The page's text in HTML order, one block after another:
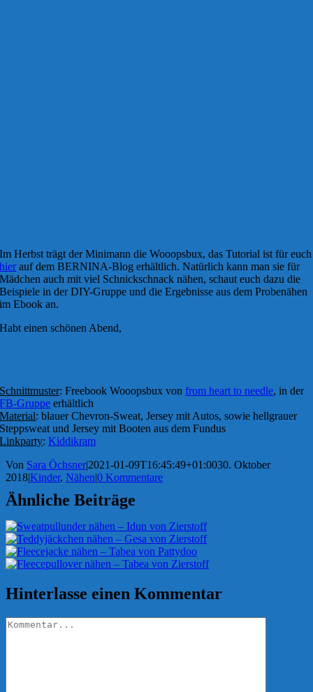
Im Herbst trägt der Minimann die Wooopsbux, das Tutorial ist für euch
hier auf dem BERNINA-Blog erhältlich. Natürlich kann man sie für
Mädchen auch mit viel Schnickschnack nähen, schaut euch dazu die
Beispiele in der DIY-Gruppe und die Ergebnisse aus dem Probenähen
im Ebook an.
Habt einen schönen Abend,
Schnittmuster: Freebook Wooopsbux vonfrom heart to needle, in der
FB-Gruppe erhältlich
Material: blauer Chevron-Sweat, Jersey mit Autos, sowie hellgrauer
Steppsweat und Jersey mit Booten aus dem Fundus
Linkparty:Kiddikram
Von Sara Öchsner|2021-01-09T16:45:49+01:0030. Oktober
2018|Kinder, Nähen|0 Kommentare
Ähnliche Beiträge
Hinterlasse einen Kommentar
Kommentar